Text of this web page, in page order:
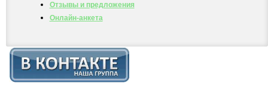
Отзывы и предложения
Онлайн-анкета